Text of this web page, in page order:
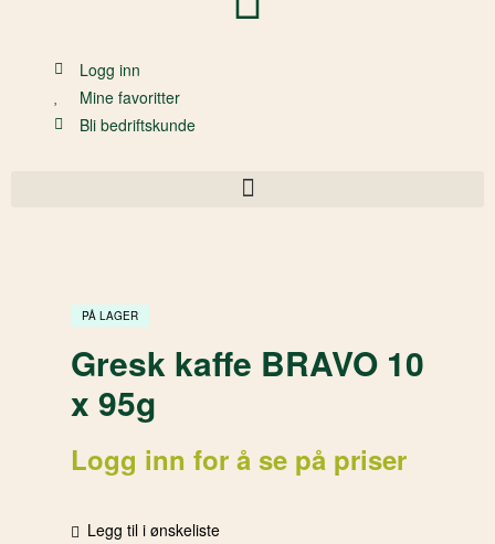
Logg inn
Mine favoritter
Bli bedriftskunde
PÅ LAGER
Gresk kaffe BRAVO 10
x 95g
Logg inn for å se på priser
Legg til i ønskeliste